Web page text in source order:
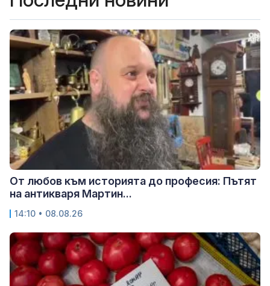
От любов към историята до професия: Пътят
на антикваря Мартин...
14:10 • 08.08.26